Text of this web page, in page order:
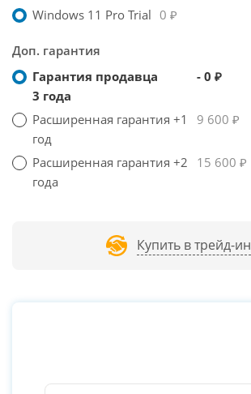
Windows 11 Pro Trial 0 ₽
Доп. гарантия
Гарантия продавца
3 года
- 0 ₽
Расширенная гарантия +1
год
9 600 ₽
Расширенная гарантия +2
года
15 600 ₽
Купить в трейд-ин